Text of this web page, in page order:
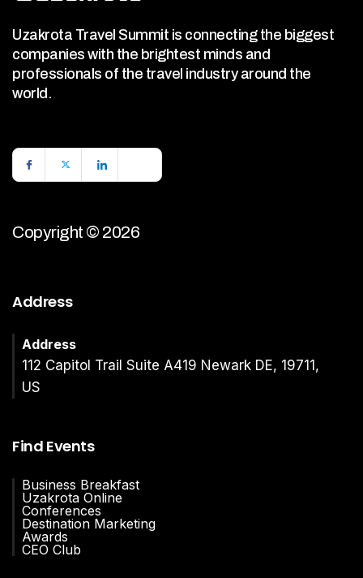
Uzakrota Travel Summit is connecting the biggest
companies with the brightest minds and
professionals of the travel industry around the
world.
Copyright © 2026
Address
Address
112 Capitol Trail Suite A419 Newark DE, 19711,
US
Find Events
Business Breakfast
Uzakrota Online
Conferences
Destination Marketing
Awards
CEO Club